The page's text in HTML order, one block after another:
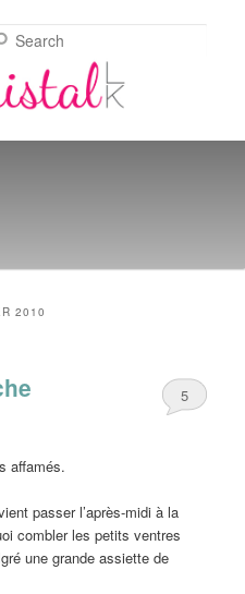
2010
5
affamés.
passer l’après-midi à la
combler les petits ventres
une grande assiette de